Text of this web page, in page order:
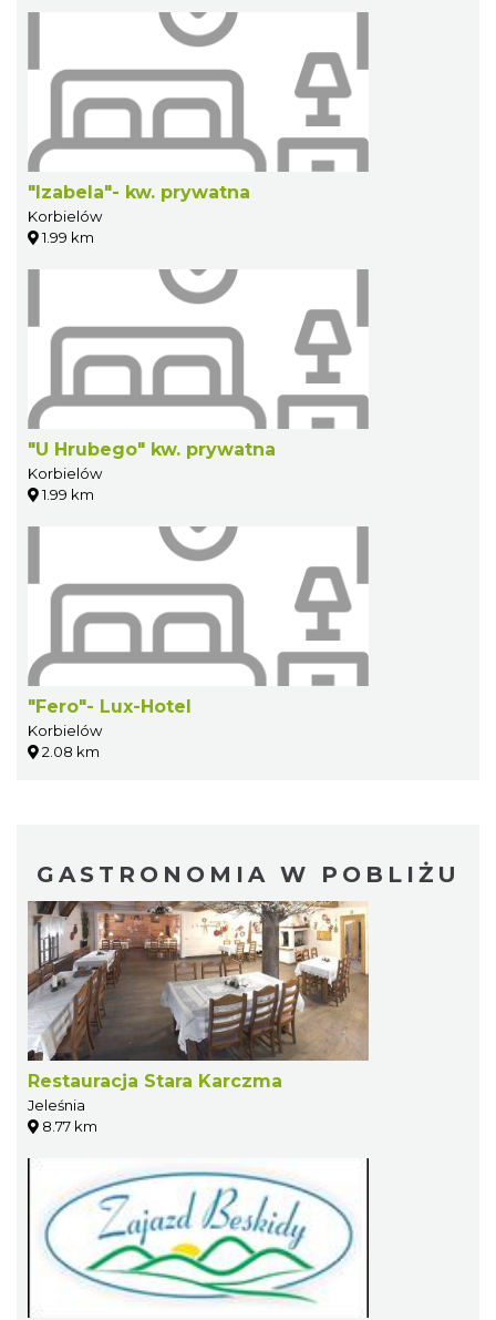
"Izabela"- kw. prywatna
Korbielów
1.99 km
"U Hrubego" kw. prywatna
Korbielów
1.99 km
"Fero"- Lux-Hotel
Korbielów
2.08 km
GASTRONOMIA W POBLIŻU
Restauracja Stara Karczma
Jeleśnia
8.77 km